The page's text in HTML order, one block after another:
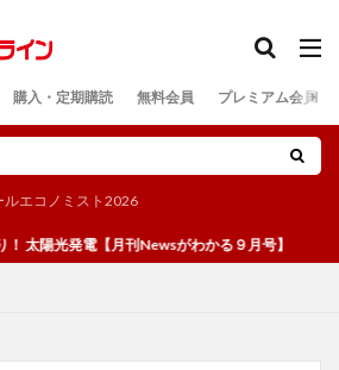
購入・定期購読 無料会員 プレミアム会員
ルエコノミスト2026
！ 太陽光発電【月刊Newsがわかる９月号】
検索